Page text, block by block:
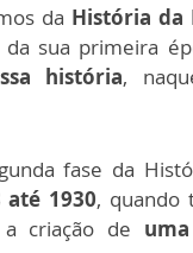
da História da
sua primeira
história,
fase da
até 1930, quando
criação de